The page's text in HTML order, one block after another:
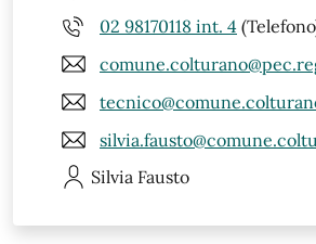
02 98170118 int. 4
Silvia Fausto